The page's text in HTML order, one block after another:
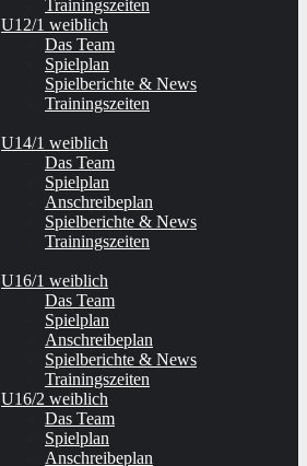
Trainingszeiten
U12/1 weiblich
Das Team
Spielplan
Spielberichte & News
Trainingszeiten
U14/1 weiblich
Das Team
Spielplan
Anschreibeplan
Spielberichte & News
Trainingszeiten
U16/1 weiblich
Das Team
Spielplan
Anschreibeplan
Spielberichte & News
Trainingszeiten
U16/2 weiblich
Das Team
Spielplan
Anschreibeplan